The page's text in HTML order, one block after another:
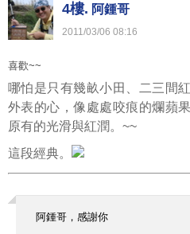
4樓. 阿鍾哥
2011/03/06 08:16
喜歡~~
哪怕是只有幾畝小田、二三間
外表的心，像處處咬痕的爛蘋
原有的光滑與紅潤。~~
這段經典。
阿鍾哥，感謝你